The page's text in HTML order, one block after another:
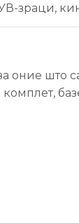
зраци,
оние што